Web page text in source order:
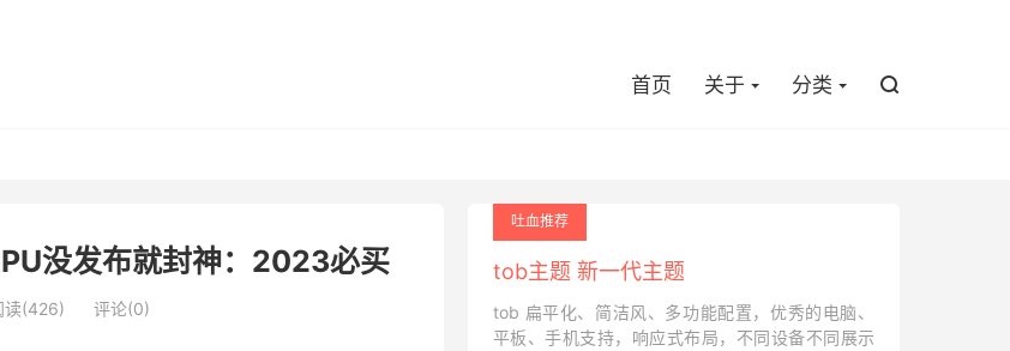
首页 关于 分类 
没发布就封神：2023必买
读(426) 评论(0)
吐血推荐
tob主题 新一代主题
tob 扁平化、简洁风、多功能配置，优秀的电脑、
平板、手机支持，响应式布局，不同设备不同展示